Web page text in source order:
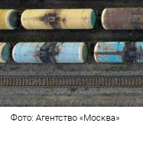
Фото: Агентство «Москва»